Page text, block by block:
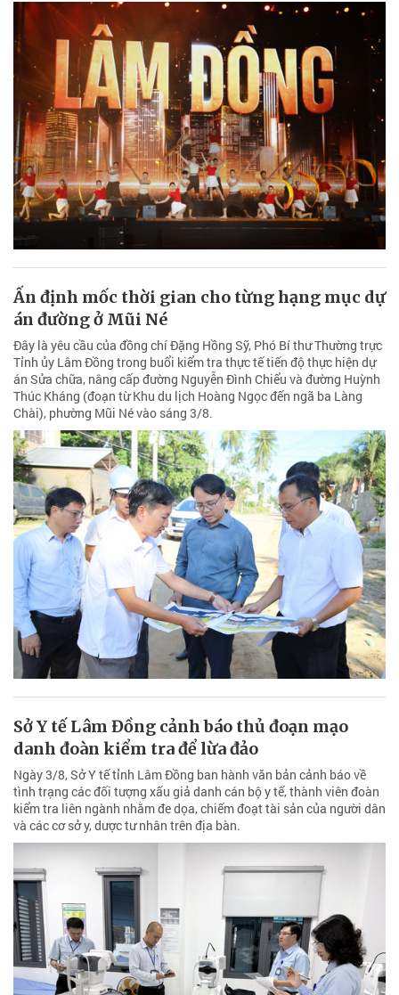
Ấn định mốc thời gian cho từng hạng mục dự
án đường ở Mũi Né
Đây là yêu cầu của đồng chí Đặng Hồng Sỹ, Phó Bí thư Thường trực
Tỉnh ủy Lâm Đồng trong buổi kiểm tra thực tế tiến độ thực hiện dự
án Sửa chữa, nâng cấp đường Nguyễn Đình Chiểu và đường Huỳnh
Thúc Kháng (đoạn từ Khu du lịch Hoàng Ngọc đến ngã ba Làng
Chài), phường Mũi Né vào sáng 3/8.
Sở Y tế Lâm Đồng cảnh báo thủ đoạn mạo
danh đoàn kiểm tra để lừa đảo
Ngày 3/8, Sở Y tế tỉnh Lâm Đồng ban hành văn bản cảnh báo về
tình trạng các đối tượng xấu giả danh cán bộ y tế, thành viên đoàn
kiểm tra liên ngành nhằm đe dọa, chiếm đoạt tài sản của người dân
và các cơ sở y, dược tư nhân trên địa bàn.